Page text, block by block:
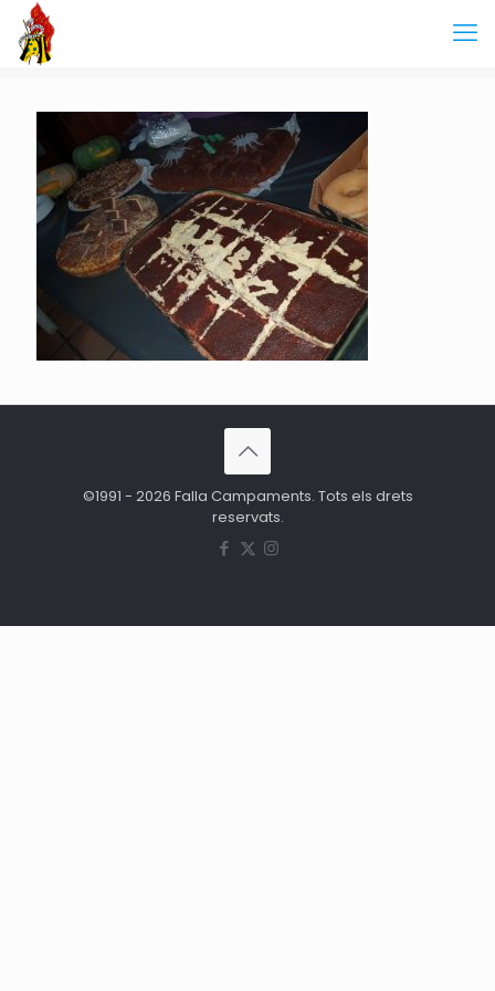
©1991 - 2026 Falla Campaments. Tots els drets
reservats.